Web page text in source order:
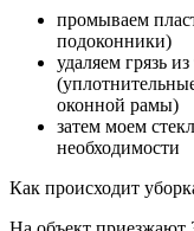
промываем
подоконники)
удаляем грязь
оконной рамы)
затем моем
необходимости
Как происходит